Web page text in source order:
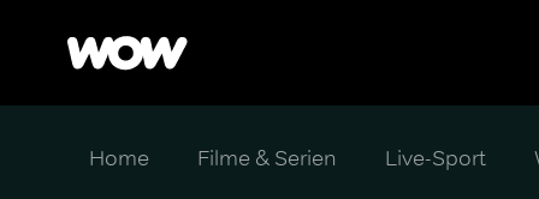
Home Filme & Serien Live-Sport